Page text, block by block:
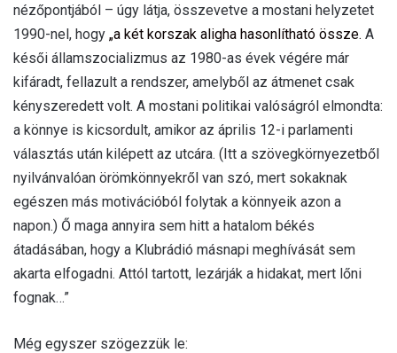
nézőpontjából – úgy látja, összevetve a mostani helyzetet
1990-nel, hogy „a két korszak aligha hasonlítható össze. A
késői államszocializmus az 1980-as évek végére már
kifáradt, fellazult a rendszer, amelyből az átmenet csak
kényszeredett volt. A mostani politikai valóságról elmondta:
a könnye is kicsordult, amikor az április 12-i parlamenti
választás után kilépett az utcára. (Itt a szövegkörnyezetből
nyilvánvalóan örömkönnyekről van szó, mert sokaknak
egészen más motivációból folytak a könnyeik azon a
napon.) Ő maga annyira sem hitt a hatalom békés
átadásában, hogy a Klubrádió másnapi meghívását sem
akarta elfogadni. Attól tartott, lezárják a hidakat, mert lőni
fognak…”
Még egyszer szögezzük le: